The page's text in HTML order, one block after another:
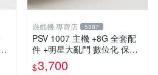
遊戲機 專賣店 5387
PSV 1007 主機 +8G 全套配
件 +明星大亂鬥 數位化 保修
一年 品質有保障
$3,700